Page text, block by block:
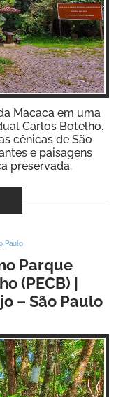
Macaca em uma
Carlos Botelho.
cênicas de São
e paisagens
preservada.
Paulo
Parque
(PECB) |
– São Paulo